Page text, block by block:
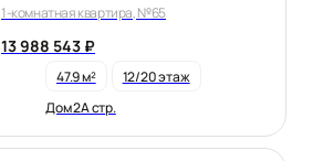
1-комнатная квартира, №65
13 988 543 ₽
47.9 м²
12/20 этаж
Дом 2А стр.